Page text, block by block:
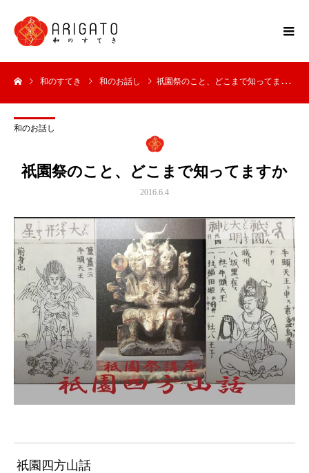
和のすてき 和のお話し 祇園祭のこと、どこまで知ってますか
和のお話し
祇園祭のこと、どこまで知ってますか
2016.6.4
祇園四方山話